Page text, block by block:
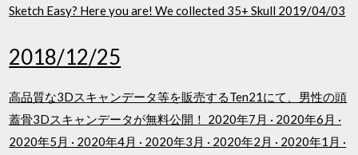
Sketch Easy? Here you are! We collected 35+ Skull 2019/04/03
2018/12/25
高品質な3Dスキャンデータ等を販売するTen21にて、男性の頭
蓋骨3Dスキャンデータが無料公開！ 2020年7月 · 2020年6月 ·
2020年5月 · 2020年4月 · 2020年3月 · 2020年2月 · 2020年1月 ·